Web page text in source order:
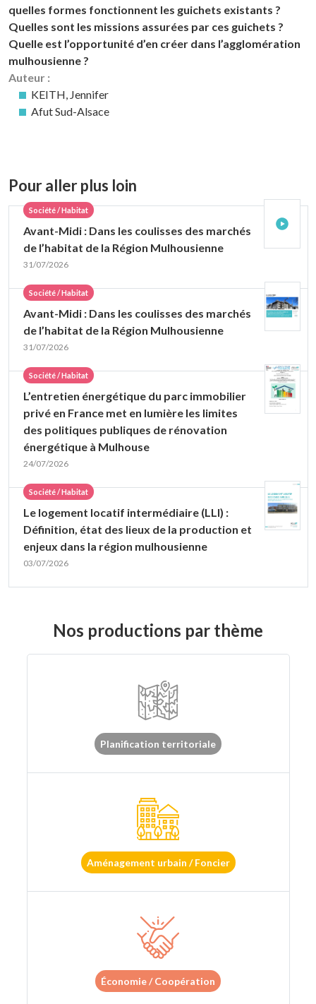
quelles formes fonctionnent les guichets existants ?
Quelles sont les missions assurées par ces guichets ?
Quelle est l’opportunité d’en créer dans l’agglomération
mulhousienne ?
Auteur :
KEITH, Jennifer
Afut Sud-Alsace
Pour aller plus loin
Société / Habitat
Avant-Midi : Dans les coulisses des marchés
de l’habitat de la Région Mulhousienne
31/07/2026
Société / Habitat
Avant-Midi : Dans les coulisses des marchés
de l’habitat de la Région Mulhousienne
31/07/2026
Société / Habitat
L’entretien énergétique du parc immobilier
privé en France met en lumière les limites
des politiques publiques de rénovation
énergétique à Mulhouse
24/07/2026
Société / Habitat
Le logement locatif intermédiaire (LLI) :
Définition, état des lieux de la production et
enjeux dans la région mulhousienne
03/07/2026
Nos productions par thème
Planification territoriale
Aménagement urbain / Foncier
Économie / Coopération